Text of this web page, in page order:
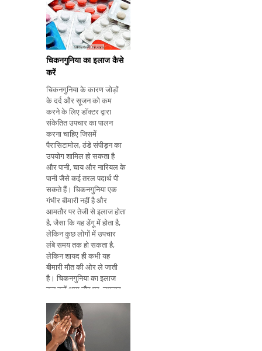
महसूस कर सकता है। इस
प्लास्टिक सर्जरी को रोकने
वाले अभ्यास सीखें। इस
प्लास्टिक सर्जरी से वसूली क
चिकनगुनिया का इलाज कैसे
करें
चिकनगुनिया के कारण जोड़ों
के दर्द और सूजन को कम
करने के लिए डॉक्टर द्वारा
संकेतित उपचार का पालन
करना चाहिए जिसमें
पैरासिटामोल, ठंडे संपीड़न का
उपयोग शामिल हो सकता है
और पानी, चाय और नारियल के
पानी जैसे कई तरल पदार्थ पी
सकते हैं। चिकनगुनिया एक
गंभीर बीमारी नहीं है और
आमतौर पर तेजी से इलाज होता
है, जैसा कि यह डेंगू में होता है,
लेकिन कुछ लोगों में उपचार
लंबे समय तक हो सकता है,
लेकिन शायद ही कभी यह
बीमारी मौत की ओर ले जाती
है। चिकनगुनिया का इलाज
कब करें आम तौर पर, उपचार
लेकिन संयुक्त दर्द 1 साल से
अधिक समय तक चल सकता
है, इस मामले में फिजियोथेरेपी
होना आवश्यक है। और बीमारी